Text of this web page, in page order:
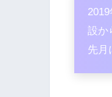
設か
先月